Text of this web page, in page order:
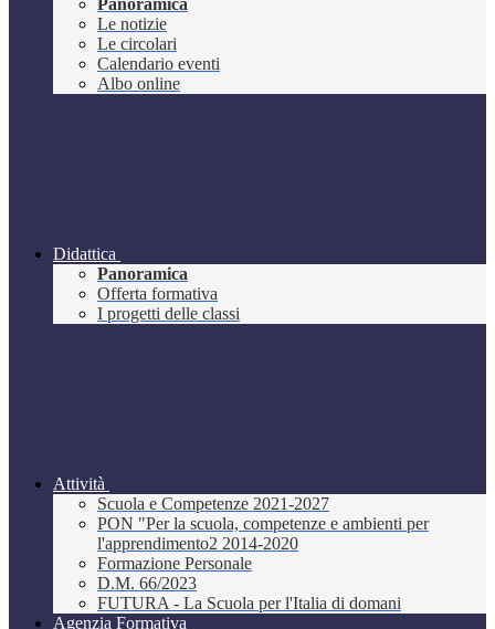
Panoramica
Le notizie
Le circolari
Calendario eventi
Albo online
Didattica
Panoramica
Offerta formativa
I progetti delle classi
Attività
Scuola e Competenze 2021-2027
PON "Per la scuola, competenze e ambienti per
l'apprendimento2 2014-2020
Formazione Personale
D.M. 66/2023
FUTURA - La Scuola per l'Italia di domani
Agenzia Formativa